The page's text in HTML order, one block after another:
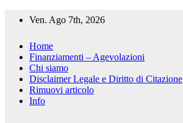
Ven. Ago 7th, 2026
Home
Finanziamenti – Agevolazioni
Chi siamo
Disclaimer Legale e Diritto di Citazione
Rimuovi articolo
Info